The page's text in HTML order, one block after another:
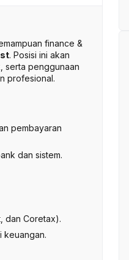
finance &
. Posisi ini akan
serta penggunaan
profesional.
pembayaran
dan sistem.
dan Coretax).
keuangan.